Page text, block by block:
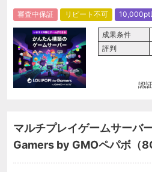
審査中保証 リピート不可 10,000pt
成果条件
評判
認
マルチプレイゲームサー
Gamers by GMOペパボ（